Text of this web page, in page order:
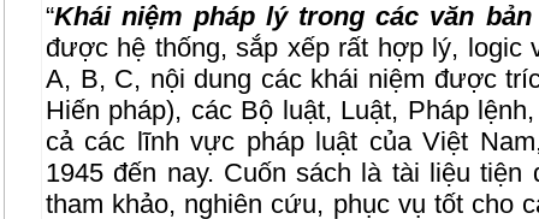
“Khái niệm pháp lý trong các văn
được hệ thống, sắp xếp rất hợp lý, logic
A, B, C, nội dung các khái niệm được
Hiến pháp), các Bộ luật, Luật, Pháp
cả các lĩnh vực pháp luật của Việt
1945 đến nay. Cuốn sách là tài liệu
tham khảo, nghiên cứu, phục vụ tốt cho